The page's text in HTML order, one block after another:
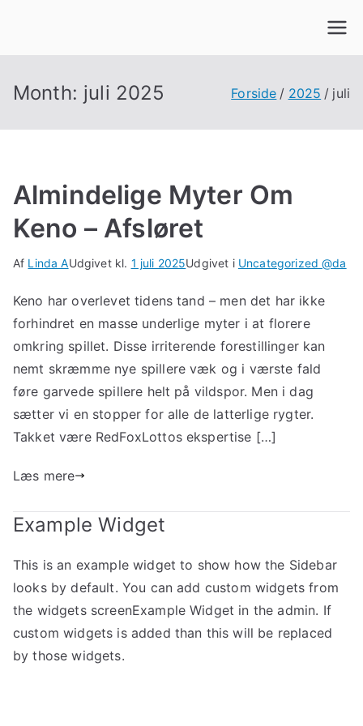
Month: juli 2025 Forside 2025 juli
Almindelige Myter Om
Keno – Afsløret
Af Linda AUdgivet kl. 1 juli 2025Udgivet i Uncategorized @da
Keno har overlevet tidens tand – men det har ikke
forhindret en masse underlige myter i at florere
omkring spillet. Disse irriterende forestillinger kan
nemt skræmme nye spillere væk og i værste fald
føre garvede spillere helt på vildspor. Men i dag
sætter vi en stopper for alle de latterlige rygter.
Takket være RedFoxLottos ekspertise […]
Læs mere
Example Widget
This is an example widget to show how the Sidebar
looks by default. You can add custom widgets from
the widgets screenExample Widget in the admin. If
custom widgets is added than this will be replaced
by those widgets.